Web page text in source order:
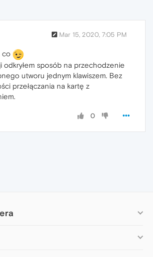
Mar 15, 2020, 7:05 PM
co
odkryłem sposób na przechodzenie
utworu jednym klawiszem. Bez
przełączania na kartę z
0